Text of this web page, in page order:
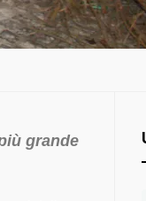
grande